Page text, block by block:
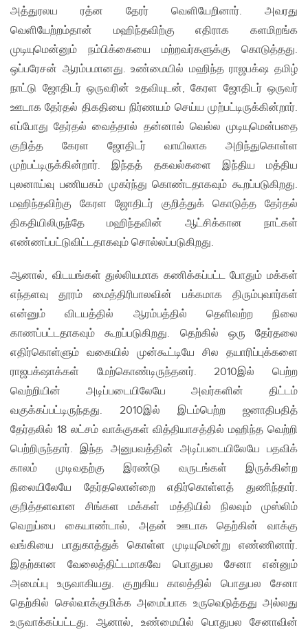
அத்துரலய ரத்ன தேரர் வெளியேறினார். அவரது
வெளியேற்றம்தான் மஹிந்தவிற்கு எதிராக களமிறங்க
முடியுமென்னும் நம்பிக்கையை மற்றவர்களுக்கு கொடுத்தது.
ஒப்பரேசன் ஆரம்பமானது. உண்மையில் மஹிந்த ராஜபக்‌ஷ தமிழ்
நாட்டு ஜோதிடர் ஒருவரின் உதவியுடன், கேரள ஜோதிடர் ஒருவர்
ஊடாக தேர்தல் திகதியை நிர்ணயம் செய்ய முற்பட்டிருக்கின்றார்.
எப்போது தேர்தல் வைத்தால் தன்னால் வெல்ல முடியுமென்பதை
குறித்த கேரள ஜோதிடர் வாயிலாக அறிந்துகொள்ள
முற்பட்டிருக்கின்றார். இந்தத் தகவல்களை இந்திய மத்திய
புலனாய்வு பணியகம் முகர்ந்து கொண்டதாகவும் கூறப்படுகிறது.
மஹிந்தவிற்கு கேரள ஜோதிடர் குறித்துக் கொடுத்த தேர்தல்
திகதியிலிருந்தே மஹிந்தவின் ஆட்சிக்கான நாட்கள்
எண்ணப்பட்டுவிட்டதாகவும் சொல்லப்படுகிறது.
ஆனால், விடயங்கள் துல்லியமாக கணிக்கப்பட்ட போதும் மக்கள்
எந்தளவு தூரம் மைத்திரிபாலவின் பக்கமாக திரும்புவார்கள்
என்னும் விடயத்தில் ஆரம்பத்தில் தெளிவற்ற நிலை
காணப்பட்டதாகவும் கூறப்படுகிறது. தெற்கில் ஒரு தேர்தலை
எதிர்கொள்ளும் வகையில் முன்கூட்டியே சில தயாரிப்புக்களை
ராஜபக்‌ஷாக்கள் மேற்கொண்டிருந்தனர். 2010இல் பெற்ற
வெற்றியின் அடிப்படையிலேயே அவர்களின் திட்டம்
வகுக்கப்பட்டிருந்தது. 2010இல் இடம்பெற்ற ஜனாதிபதித்
தேர்தலில் 18 லட்சம் வாக்குகள் வித்தியாசத்தில் மஹிந்த வெற்றி
பெற்றிருந்தார். இந்த அனுபவத்தின் அடிப்படையிலேயே பதவிக்
காலம் முடிவதற்கு இரண்டு வருடங்கள் இருக்கின்ற
நிலையிலேயே தேர்தலொன்றை எதிர்கொள்ளத் துணிந்தார்.
குறித்தளவான சிங்கள மக்கள் மத்தியில் நிலவும் முஸ்லிம்
வெறுப்பை கையாண்டால், அதன் ஊடாக தெற்கின் வாக்கு
வங்கியை பாதுகாத்துக் கொள்ள முடியுமென்று எண்ணினார்.
இதற்கான வேலைத்திட்டமாகவே பொதுபல சேனா என்னும்
அமைப்பு உருவாகியது. குறுகிய காலத்தில் பொதுபல சேனா
தெற்கில் செல்வாக்குமிக்க அமைப்பாக உருவெடுத்தது அல்லது
உருவாக்கப்பட்டது. ஆனால், உண்மையில் பொதுபல சேனாவின்